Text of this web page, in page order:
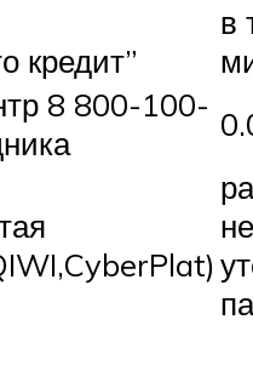
кредит”
в
8 800-100-